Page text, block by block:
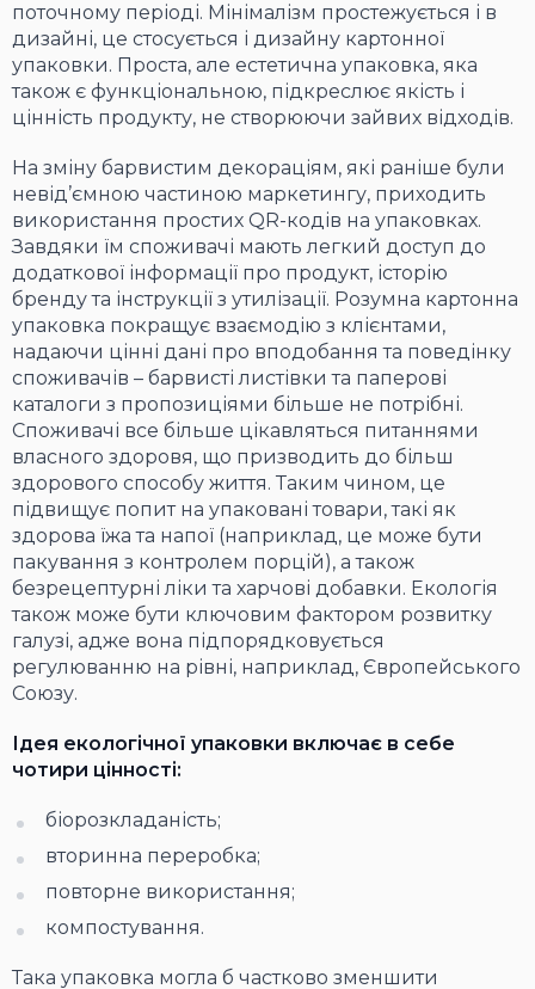
поточному періоді. Мінімалізм простежується і в
дизайні, це стосується і дизайну картонної
упаковки. Проста, але естетична упаковка, яка
також є функціональною, підкреслює якість і
цінність продукту, не створюючи зайвих відходів.
На зміну барвистим декораціям, які раніше були
невід’ємною частиною маркетингу, приходить
використання простих QR-кодів на упаковках.
Завдяки їм споживачі мають легкий доступ до
додаткової інформації про продукт, історію
бренду та інструкції з утилізації. Розумна картонна
упаковка покращує взаємодію з клієнтами,
надаючи цінні дані про вподобання та поведінку
споживачів – барвисті листівки та паперові
каталоги з пропозиціями більше не потрібні.
Споживачі все більше цікавляться питаннями
власного здоровя, що призводить до більш
здорового способу життя. Таким чином, це
підвищує попит на упаковані товари, такі як
здорова їжа та напої (наприклад, це може бути
пакування з контролем порцій), а також
безрецептурні ліки та харчові добавки. Екологія
також може бути ключовим фактором розвитку
галузі, адже вона підпорядковується
регулюванню на рівні, наприклад, Європейського
Союзу.
Ідея екологічної упаковки включає в себе
чотири цінності:
біорозкладаність;
вторинна переробка;
повторне використання;
компостування.
Така упаковка могла б частково зменшити